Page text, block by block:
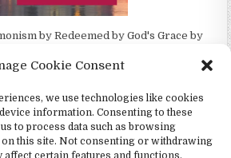
Cookie Consent
we use technologies like cookies
information. Consenting to these
to process data such as browsing
on this site. Not consenting or withdrawing
affect certain features and functions.
by Redeemed by God's Grace by
2026 4Witness (Testemunhas)